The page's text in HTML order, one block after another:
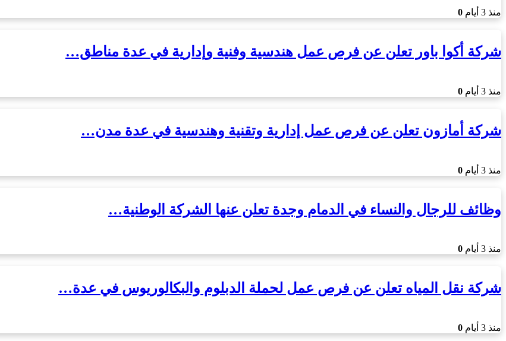
منذ 3 أيام 0
شركة أكوا باور تعلن عن فرص عمل هندسية وفنية وإدارية في عدة مناطق…
منذ 3 أيام 0
شركة أمازون تعلن عن فرص عمل إدارية وتقنية وهندسية في عدة مدن…
منذ 3 أيام 0
وظائف للرجال والنساء في الدمام وجدة تعلن عنها الشركة الوطنية…
منذ 3 أيام 0
شركة نقل المياه تعلن عن فرص عمل لحملة الدبلوم والبكالوريوس في عدة…
منذ 3 أيام 0